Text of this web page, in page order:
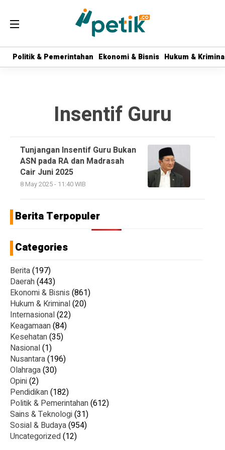
Politik & Pemerintahan Ekonomi & Bisnis Hukum &
Politik & Pemerintahan Ekonomi & Bisnis Hukum &
Insentif Guru
Tunjangan Insentif Guru Bukan
ASN pada RA dan Madrasah
Cair Juni 2025
8 May 2025 - 11:40 WIB
Berita Terpopuler
Categories
Berita(197)
Daerah(443)
Ekonomi & Bisnis (861)
Hukum & Kriminal(20)
Internasional(22)
Keagamaan(84)
Kesehatan(35)
Nasional(1)
Nusantara(196)
Olahraga(30)
Opini(2)
Pendidikan(182)
Politik & Pemerintahan(612)
Sains & Teknologi(31)
Sosial & Budaya(954)
Uncategorized(12)